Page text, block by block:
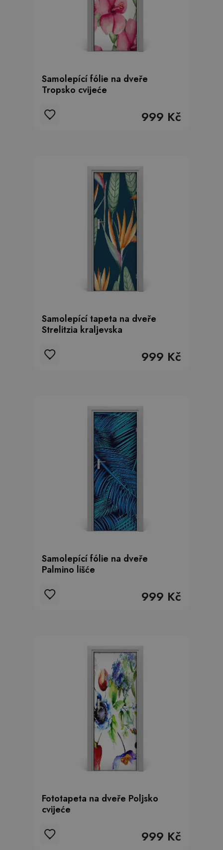
Samolepící fólie na dveře
Tropsko cvijeće
999 Kč
Samolepící tapeta na dveře
Strelitzia kraljevska
999 Kč
Samolepící fólie na dveře
Palmino lišće
999 Kč
Fototapeta na dveře Poljsko
cvijeće
999 Kč